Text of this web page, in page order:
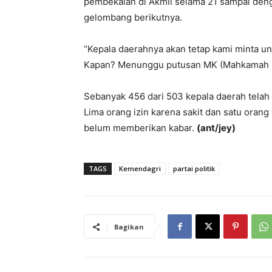
gelombang berikutnya.
“Kepala daerahnya akan tetap kami minta
Kapan? Menunggu putusan MK
Sebanyak 456 dari 503 kepala daerah
Lima orang izin karena sakit dan satu
belum memberikan kabar. (ant/jey)
TAGS Kemendagri partai politik
Bagikan